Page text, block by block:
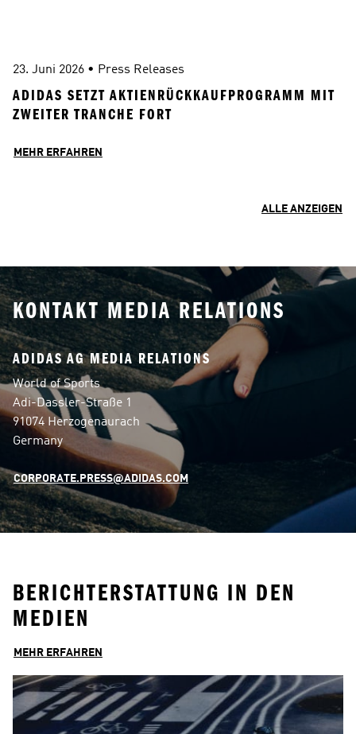
23. Juni 2026 • Press Releases
ADIDAS SETZT AKTIENRÜCKKAUFPROGRAMM MIT
ZWEITER TRANCHE FORT
MEHR ERFAHREN
ALLE ANZEIGEN
KONTAKT MEDIA RELATIONS
ADIDAS AG MEDIA RELATIONS
World of Sports
Adi-Dassler-Straße 1
91074 Herzogenaurach
Germany
CORPORATE.PRESS@ADIDAS.COM
BERICHTERSTATTUNG IN DEN
MEDIEN
MEHR ERFAHREN